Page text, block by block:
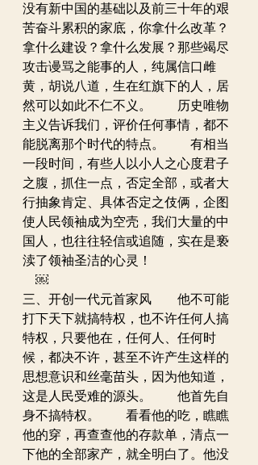
没有新中国的基础以及前三十年的艰
苦奋斗累积的家底，你拿什么改革？
拿什么建设？拿什么发展？那些竭尽
攻击谩骂之能事的人，纯属信口雌
黄，胡说八道，生在红旗下的人，居
然可以如此不仁不义。　　历史唯物
主义告诉我们，评价任何事情，都不
能脱离那个时代的特点。　　有相当
一段时间，有些人以小人之心度君子
之腹，抓住一点，否定全部，或者大
行抽象肯定、具体否定之伎俩，企图
使人民领袖成为空壳，我们大量的中
国人，也往往轻信或追随，实在是亵
渎了领袖圣洁的心灵！
￼
三、开创一代元首家风　　他不可能
打下天下就搞特权，也不许任何人搞
特权，只要他在，任何人、任何时
候，都决不许，甚至不许产生这样的
思想意识和丝毫苗头，因为他知道，
这是人民受难的源头。　　他首先自
身不搞特权。　　看看他的吃，瞧瞧
他的穿，再查查他的存款单，清点一
下他的全部家产，就全明白了。他没